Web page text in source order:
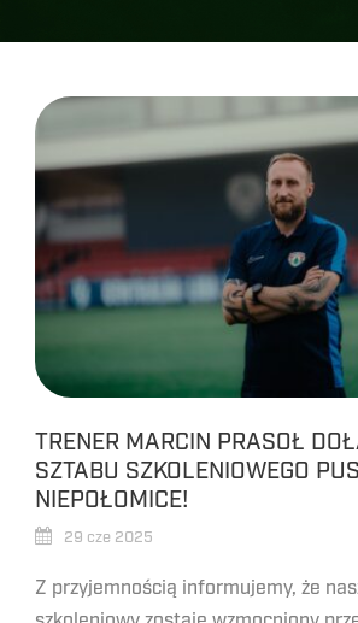
TRENER MARCIN PRASOŁ
SZTABU SZKOLENIOWEGO
NIEPOŁOMICE!
29 cze 2025
Z przyjemnością informujemy, że